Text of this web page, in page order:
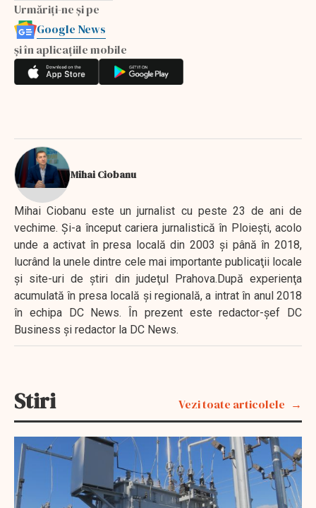
Urmăriți-ne și pe
Google News
și în aplicațiile mobile
Mihai Ciobanu
Mihai Ciobanu este un jurnalist cu peste 23 de ani de
vechime. Şi-a început cariera jurnalistică în Ploieşti, acolo
unde a activat în presa locală din 2003 şi până în 2018,
lucrând la unele dintre cele mai importante publicaţii locale
şi site-uri de ştiri din judeţul Prahova.După experienţa
acumulată în presa locală şi regională, a intrat în anul 2018
în echipa DC News. În prezent este redactor-şef DC
Business şi redactor la DC News.
Stiri Vezi toate articolele